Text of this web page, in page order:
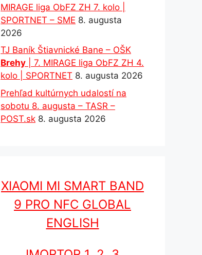
MIRAGE liga ObFZ ZH 7. kolo |
SPORTNET – SME 8. augusta
2026
TJ Baník Štiavnické Bane – OŠK
Brehy | 7. MIRAGE liga ObFZ ZH 4.
kolo | SPORTNET 8. augusta 2026
Prehľad kultúrnych udalostí na
sobotu 8. augusta – TASR –
POST.sk 8. augusta 2026
XIAOMI MI SMART BAND
9 PRO NFC GLOBAL
ENGLISH